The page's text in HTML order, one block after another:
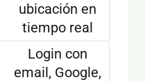
ubicación en
tiempo real
Login con
email, Google,